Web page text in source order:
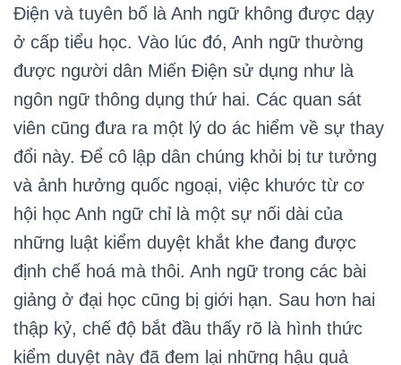
Điện và tuyên bố là Anh ngữ không được dạy
ở cấp tiểu học. Vào lúc đó, Anh ngữ thường
được người dân Miến Điện sử dụng như là
ngôn ngữ thông dụng thứ hai. Các quan sát
viên cũng đưa ra một lý do ác hiểm về sự thay
đổi này. Để cô lập dân chúng khỏi bị tư tưởng
và ảnh hưởng quốc ngoại, việc khước từ cơ
hội học Anh ngữ chỉ là một sự nối dài của
những luật kiểm duyệt khắt khe đang được
định chế hoá mà thôi. Anh ngữ trong các bài
giảng ở đại học cũng bị giới hạn. Sau hơn hai
thập kỷ, chế độ bắt đầu thấy rõ là hình thức
kiểm duyệt này đã đem lại những hậu quả